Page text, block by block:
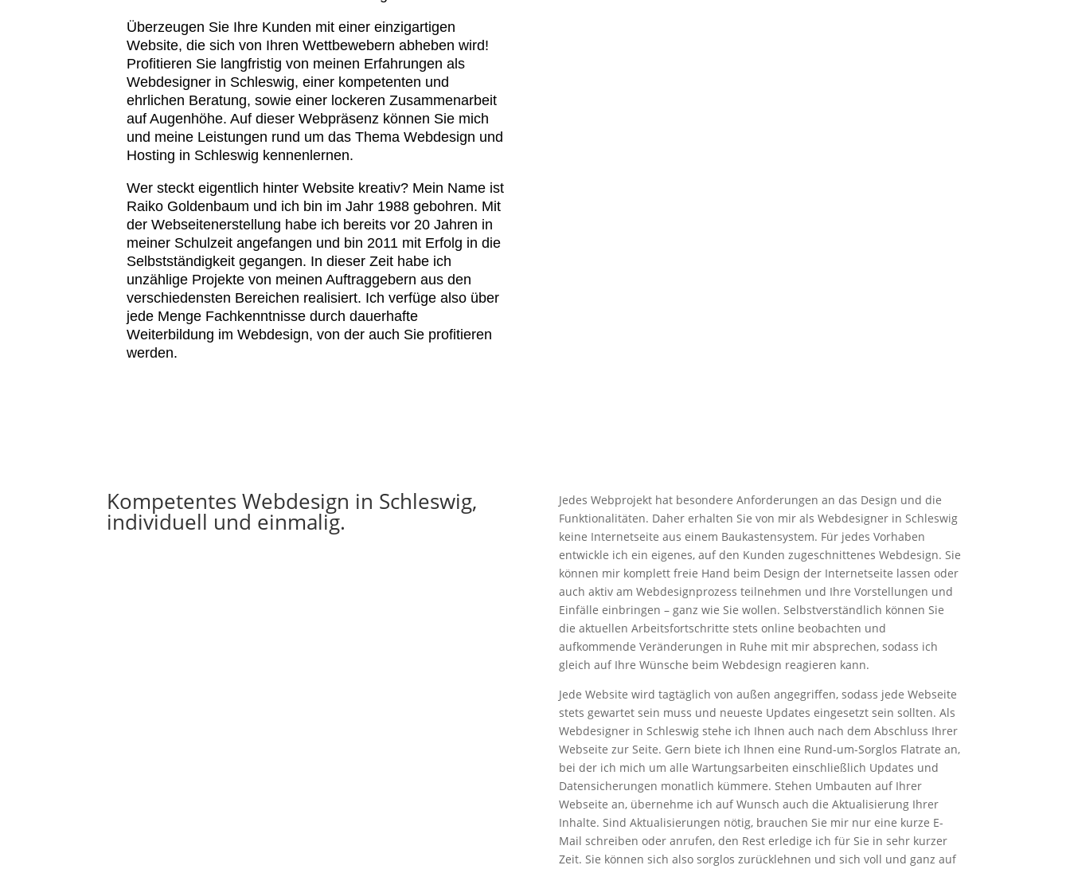
Überzeugen Sie Ihre Kunden mit einer einzigartigen
Website, die sich von Ihren Wettbewebern abheben wird!
Profitieren Sie langfristig von meinen Erfahrungen als
Webdesigner in Schleswig, einer kompetenten und
ehrlichen Beratung, sowie einer lockeren Zusammenarbeit
auf Augenhöhe. Auf dieser Webpräsenz können Sie mich
und meine Leistungen rund um das Thema Webdesign und
Hosting in Schleswig kennenlernen.
Wer steckt eigentlich hinter Website kreativ? Mein Name ist
Raiko Goldenbaum und ich bin im Jahr 1988 gebohren. Mit
der Webseitenerstellung habe ich bereits vor 20 Jahren in
meiner Schulzeit angefangen und bin 2011 mit Erfolg in die
Selbstständigkeit gegangen. In dieser Zeit habe ich
unzählige Projekte von meinen Auftraggebern aus den
verschiedensten Bereichen realisiert. Ich verfüge also über
jede Menge Fachkenntnisse durch dauerhafte
Weiterbildung im Webdesign, von der auch Sie profitieren
werden.
Kompetentes Webdesign in Schleswig,
individuell und einmalig.
Jedes Webprojekt hat besondere Anforderungen an das Design und die
Funktionalitäten. Daher erhalten Sie von mir als Webdesigner in Schleswig
keine Internetseite aus einem Baukastensystem. Für jedes Vorhaben
entwickle ich ein eigenes, auf den Kunden zugeschnittenes Webdesign. Sie
können mir komplett freie Hand beim Design der Internetseite lassen oder
auch aktiv am Webdesignprozess teilnehmen und Ihre Vorstellungen und
Einfälle einbringen – ganz wie Sie wollen. Selbstverständlich können Sie
die aktuellen Arbeitsfortschritte stets online beobachten und
aufkommende Veränderungen in Ruhe mit mir absprechen, sodass ich
gleich auf Ihre Wünsche beim Webdesign reagieren kann.
Jede Website wird tagtäglich von außen angegriffen, sodass jede Webseite
stets gewartet sein muss und neueste Updates eingesetzt sein sollten. Als
Webdesigner in Schleswig stehe ich Ihnen auch nach dem Abschluss Ihrer
Webseite zur Seite. Gern biete ich Ihnen eine Rund-um-Sorglos Flatrate an,
bei der ich mich um alle Wartungsarbeiten einschließlich Updates und
Datensicherungen monatlich kümmere. Stehen Umbauten auf Ihrer
Webseite an, übernehme ich auf Wunsch auch die Aktualisierung Ihrer
Inhalte. Sind Aktualisierungen nötig, brauchen Sie mir nur eine kurze E-
Mail schreiben oder anrufen, den Rest erledige ich für Sie in sehr kurzer
Zeit. Sie können sich also sorglos zurücklehnen und sich voll und ganz auf